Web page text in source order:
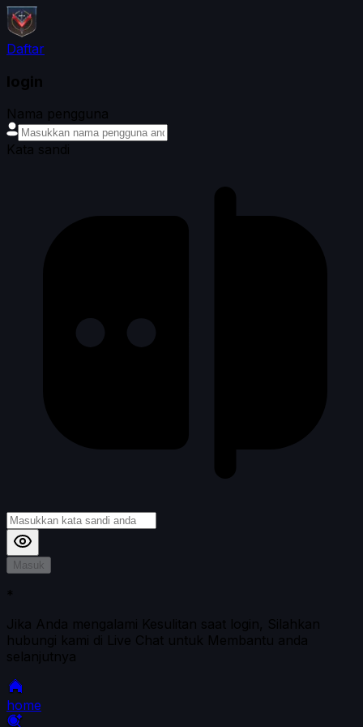
Daftar
login
Nama pengguna
Kata sandi
Masuk
*
Jika Anda mengalami Kesulitan saat login, Silahkan
hubungi kami di Live Chat untuk Membantu anda
selanjutnya
home